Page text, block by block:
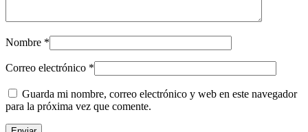
Nombre *
Correo electrónico *
Guarda mi nombre, correo electrónico y web en este navegador
para la próxima vez que comente.